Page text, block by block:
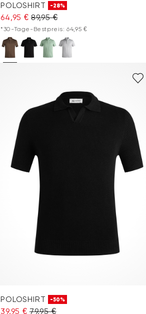
POLOSHIRT -28%
64,95 € 89,95 €
*30-Tage-Bestpreis: 64,95 €
POLOSHIRT -50%
39,95 € 79,95 €